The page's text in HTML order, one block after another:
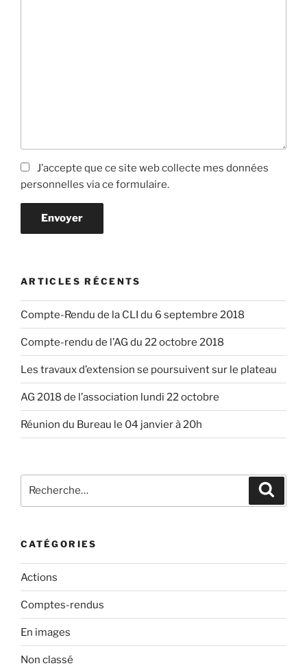
J’accepte que ce site web collecte mes données
personnelles via ce formulaire.
Envoyer
ARTICLES RÉCENTS
Compte-Rendu de la CLI du 6 septembre 2018
Compte-rendu de l’AG du 22 octobre 2018
Les travaux d’extension se poursuivent sur le plateau
AG 2018 de l’association lundi 22 octobre
Réunion du Bureau le 04 janvier à 20h
pour
CATÉGORIES
Actions
Comptes-rendus
En images
Non classé